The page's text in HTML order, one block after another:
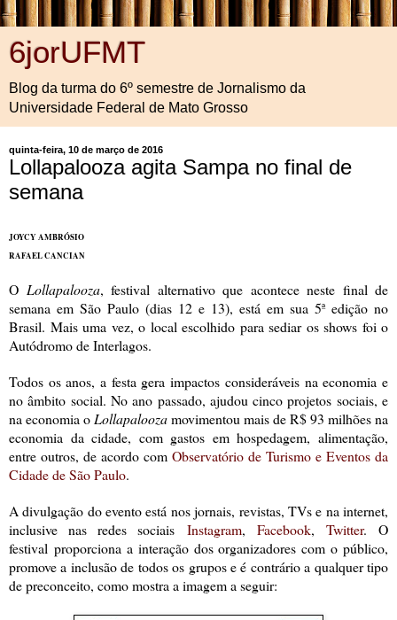
6jorUFMT
Blog da turma do 6º semestre de Jornalismo da
Universidade Federal de Mato Grosso
quinta-feira, 10 de março de 2016
Lollapalooza agita Sampa no final de
semana
JOYCY AMBRÓSIO
RAFAEL CANCIAN
O Lollapalooza, festival alternativo que acontece neste final de
semana em São Paulo (dias 12 e 13), está em sua 5ª edição no
Brasil. Mais uma vez, o local escolhido para sediar os shows foi o
Autódromo de Interlagos.
Todos os anos, a festa gera impactos consideráveis na economia e
no âmbito social. No ano passado, ajudou cinco projetos sociais, e
na economia o Lollapaloozamovimentou mais de R$ 93 milhões na
economia da cidade, com gastos em hospedagem, alimentação,
entre outros, de acordo com Observatório de Turismo e Eventos da
Cidade de São Paulo.
A divulgação do evento está nos jornais, revistas, TVs e na internet,
inclusive nas redes sociais
Instagram, Facebook, Twitter. O
festival proporciona a interação dos organizadores com o público,
promove a inclusão de todos os grupos e é contrário a qualquer tipo
de preconceito, como mostra a imagem a seguir: